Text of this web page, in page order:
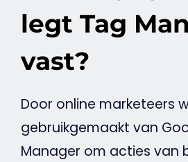
legt Tag
vast?
Door online marketeers
gebruikgemaakt van
Manager om acties van